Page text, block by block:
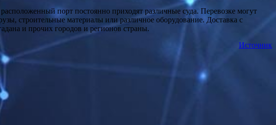
порт постоянно приходят различные суда. Перевозке могут
строительные материалы или различное оборудование. Доставка с
и прочих городов и регионов страны.
Источник